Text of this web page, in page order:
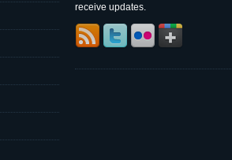
receive updates.